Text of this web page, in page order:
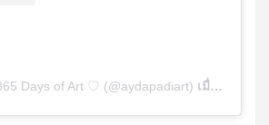
Days of Art ♡ (@aydapadiart) เมื่อ